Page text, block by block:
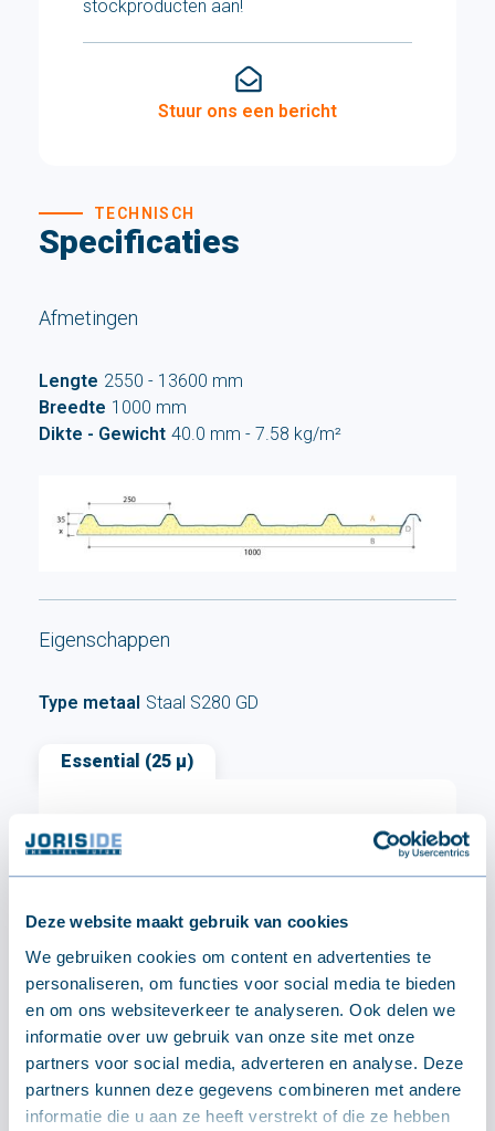
Deze website maakt gebruik van cookies
We gebruiken cookies om content en advertenties te
personaliseren, om functies voor social media te bieden
en om ons websiteverkeer te analyseren. Ook delen we
informatie over uw gebruik van onze site met onze
partners voor social media, adverteren en analyse. Deze
partners kunnen deze gegevens combineren met andere
informatie die u aan ze heeft verstrekt of die ze hebben
stockproducten aan!
Stuur ons een bericht
Specificaties
TECHNISCH
Afmetingen
Lengte 2550 - 13600 mm
Breedte 1000 mm
Dikte - Gewicht 40.0 mm - 7.58 kg/m²
Eigenschappen
Type metaal Staal S280 GD
Essential (25 µ)
Basisbekleding voor buitentoepassingen
(gevelbekleding, dakbedekking en toebehoren)